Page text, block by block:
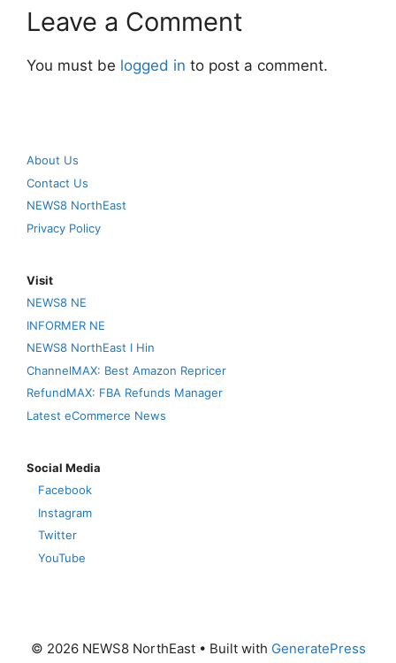
Leave a Comment
You must be logged in to post a comment.
About Us
Contact Us
NEWS8 NorthEast
Privacy Policy
Visit
NEWS8 NE
INFORMER NE
NEWS8 NorthEast I Hin
ChannelMAX: Best Amazon Repricer
RefundMAX: FBA Refunds Manager
Latest eCommerce News
Social Media
Facebook
Instagram
Twitter
YouTube
© 2026 NEWS8 NorthEast• Built with GeneratePress